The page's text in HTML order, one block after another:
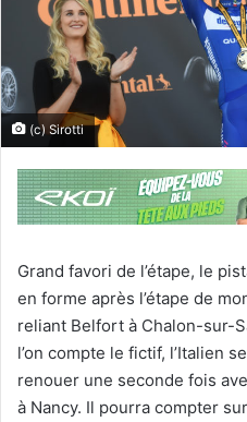
(c) Sirotti
Grand favori de l’étape, le
en forme après l’étape de
reliant Belfort à Chalon-sur-
l’on compte le fictif, l’Italien
renouer une seconde fois
à Nancy. Il pourra compter